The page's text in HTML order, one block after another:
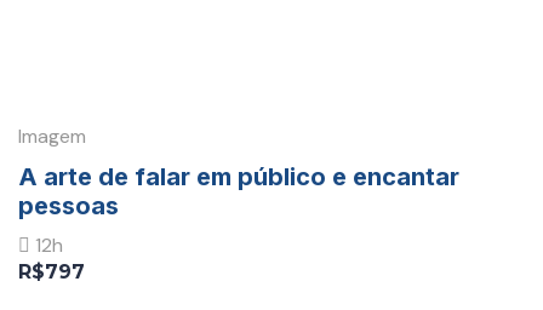
Imagem
A arte de falar em público e encantar
pessoas
12h
R$797